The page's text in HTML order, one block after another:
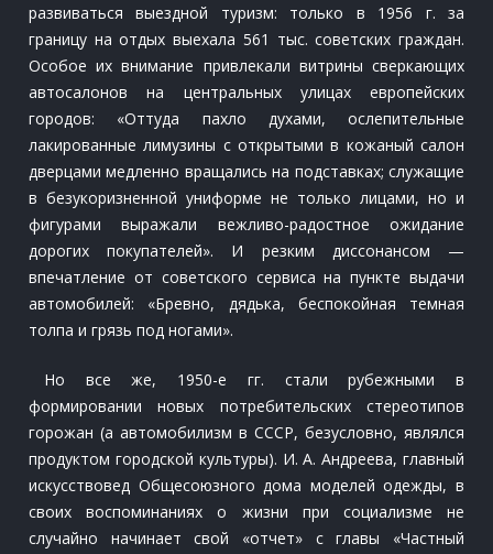
развиваться выездной туризм: только в 1956 г. за
границу на отдых выехала 561 тыс. советских граждан.
Особое их внимание привлекали витрины сверкающих
автосалонов на центральных улицах европейских
городов: «Оттуда пахло духами, ослепительные
лакированные лимузины с открытыми в кожаный салон
дверцами медленно вращались на подставках; служащие
в безукоризненной униформе не только лицами, но и
фигурами выражали вежливо-радостное ожидание
дорогих покупателей». И резким диссонансом —
впечатление от советского сервиса на пункте выдачи
автомобилей: «Бревно, дядька, беспокойная темная
толпа и грязь под ногами».
Но все же, 1950-е гг. стали рубежными в
формировании новых потребительских стереотипов
горожан (а автомобилизм в СССР, безусловно, являлся
продуктом городской культуры). И. А. Андреева, главный
искусствовед Общесоюзного дома моделей одежды, в
своих воспоминаниях о жизни при социализме не
случайно начинает свой «отчет» с главы «Частный